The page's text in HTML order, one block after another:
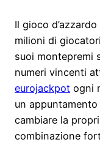
Il gioco
milioni di
suoi montepremi
numeri vincenti
eurojackpot ogni
un
cambiare la
combinazione